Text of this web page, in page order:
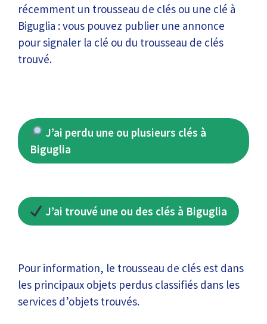
récemment un trousseau de clés ou une clé à
Biguglia : vous pouvez publier une annonce
pour signaler la clé ou du trousseau de clés
trouvé.
J’ai perdu une ou plusieurs clés à
Biguglia
J’ai trouvé une ou des clés à Biguglia
Pour information, le trousseau de clés est dans
les principaux objets perdus classifiés dans les
services d’objets trouvés.